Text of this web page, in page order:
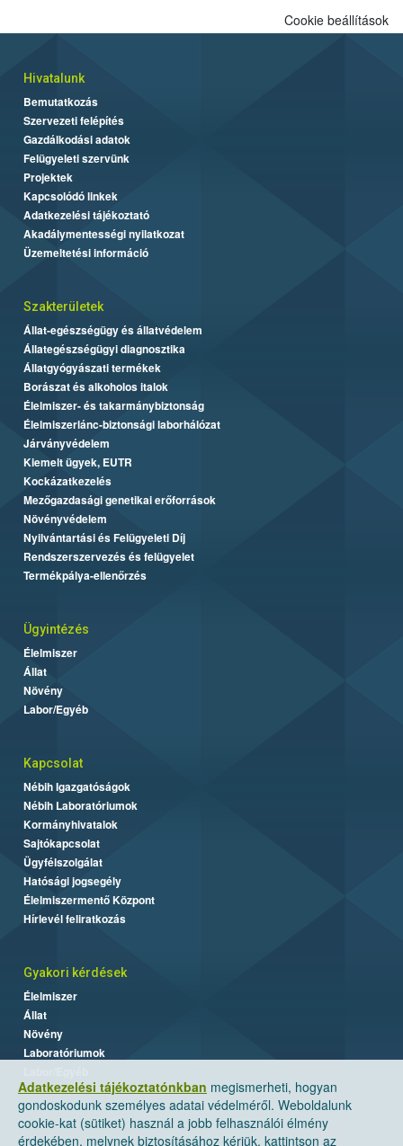
Adatkezelési tájékoztatónkban megismerheti, hogyan
gondoskodunk személyes adatai védelméről. Weboldalunk
cookie-kat (sütiket) használ a jobb felhasználói élmény
érdekében, melynek biztosításához kérjük, kattintson az
Cookie beállítások
Hivatalunk
Bemutatkozás
Szervezeti felépítés
Gazdálkodási adatok
Felügyeleti szervünk
Projektek
Kapcsolódó linkek
Adatkezelési tájékoztató
Akadálymentességi nyilatkozat
Üzemeltetési információ
Szakterületek
Állat-egészségügy és állatvédelem
Állategészségügyi diagnosztika
Állatgyógyászati termékek
Borászat és alkoholos italok
Élelmiszer- és takarmánybiztonság
Élelmiszerlánc-biztonsági laborhálózat
Járványvédelem
Kiemelt ügyek, EUTR
Kockázatkezelés
Mezőgazdasági genetikai erőforrások
Növényvédelem
Nyilvántartási és Felügyeleti Díj
Rendszerszervezés és felügyelet
Termékpálya-ellenőrzés
Ügyintézés
Élelmiszer
Állat
Növény
Labor/Egyéb
Kapcsolat
Nébih Igazgatóságok
Nébih Laboratóriumok
Kormányhivatalok
Sajtókapcsolat
Ügyfélszolgálat
Hatósági jogsegély
Élelmiszermentő Központ
Hírlevél feliratkozás
Gyakori kérdések
Élelmiszer
Állat
Növény
Laboratóriumok